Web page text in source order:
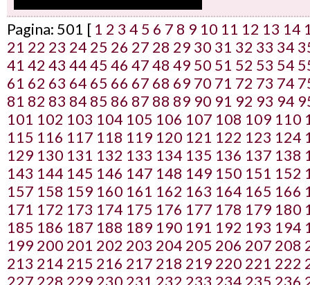
Pagina: 501 [ 1 2 3 4 5 6 7 8 9 10 11 12 13 14
21 22 23 24 25 26 27 28 29 30 31 32 33 34
41 42 43 4445 46 4748 49 50 51 52 53 54
61 62 63 64 65 66 67 68 69 70 71 72 73 74
81 82 83 84 85 86 87 88 89 90 91 92 93 94
101 102 103 104 105 106 107 108 109 110
115 116 117 118 119 120 121 122 123 124
129 130 131 132 133 134 135 136 137 138
143 144 145 146 147 148 149 150 151 152
157 158 159 160 161 162 163 164 165 166
171 172 173 174 175 176 177 178 179 180
185 186 187 188 189 190 191 192 193 194
199 200 201 202 203 204 205 206 207 208
213 214 215 216 217 218 219 220 221 222